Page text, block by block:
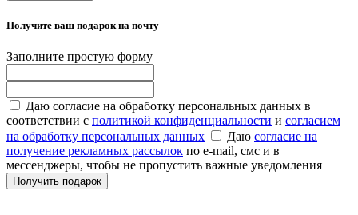
Получите ваш подарок на почту
Заполните простую форму
Даю согласие на обработку персональных данных в
соответствии с политикой конфиденциальности и согласием
на обработку персональных данных
Даю согласие на
получение рекламных рассылок по e-mail, смс и в
мессенджеры, чтобы не пропустить важные уведомления
Получить подарок